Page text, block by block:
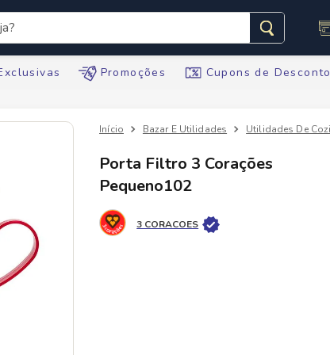
Promoções Cupons de Desconto
Bazar E Utilidades Utilidades De
Porta Filtro 3 Corações
Pequeno102
3 CORACOES